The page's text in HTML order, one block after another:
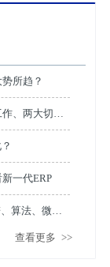
所趋？
、两大切入
一代ERP
算法、微服
查看更多 >>